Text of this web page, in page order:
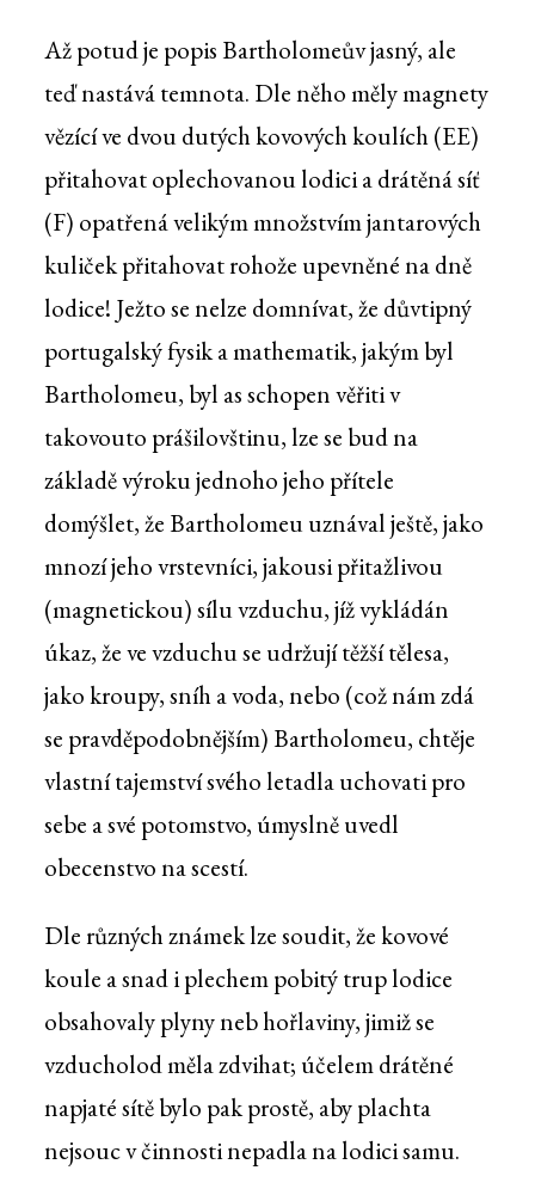
Až potud je popis Bartholomeův jasný, ale
teď nastává temnota. Dle něho měly magnety
vězící ve dvou dutých kovových koulích (EE)
přitahovat oplechovanou lodici a drátěná síť
(F) opatřená velikým množstvím jantarových
kuliček přitahovat rohože upevněné na dně
lodice! Ježto se nelze domnívat, že důvtipný
portugalský fysik a mathematik, jakým byl
Bartholomeu, byl as schopen věřiti v
takovouto prášilovštinu, lze se bud na
základě výroku jednoho jeho přítele
domýšlet, že Bartholomeu uznával ještě, jako
mnozí jeho vrstevníci, jakousi přitažlivou
(magnetickou) sílu vzduchu, jíž vykládán
úkaz, že ve vzduchu se udržují těžší tělesa,
jako kroupy, sníh a voda, nebo (což nám zdá
se pravděpodobnějším) Bartholomeu, chtěje
vlastní tajemství svého letadla uchovati pro
sebe a své potomstvo, úmyslně uvedl
obecenstvo na scestí.
Dle různých známek lze soudit, že kovové
koule a snad i plechem pobitý trup lodice
obsahovaly plyny neb hořlaviny, jimiž se
vzducholod měla zdvihat; účelem drátěné
napjaté sítě bylo pak prostě, aby plachta
nejsouc v činnosti nepadla na lodici samu.